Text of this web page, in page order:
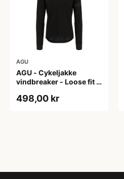
AGU
AGU - Cykeljakke
vindbreaker - Loose fit -
498,00 kr